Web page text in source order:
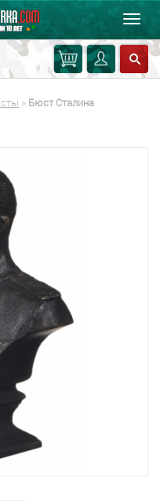
» Бюст Сталина